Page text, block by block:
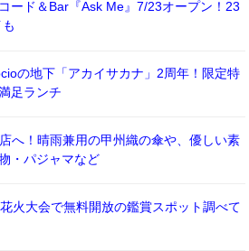
ード＆Bar『Ask Me』7/23オープン！23
の地下「アカイサカナ」2周年！限定特
足ランチ
へ！晴雨兼用の甲州織の傘や、優しい素
・パジャマなど
火大会で無料開放の鑑賞スポット調べて